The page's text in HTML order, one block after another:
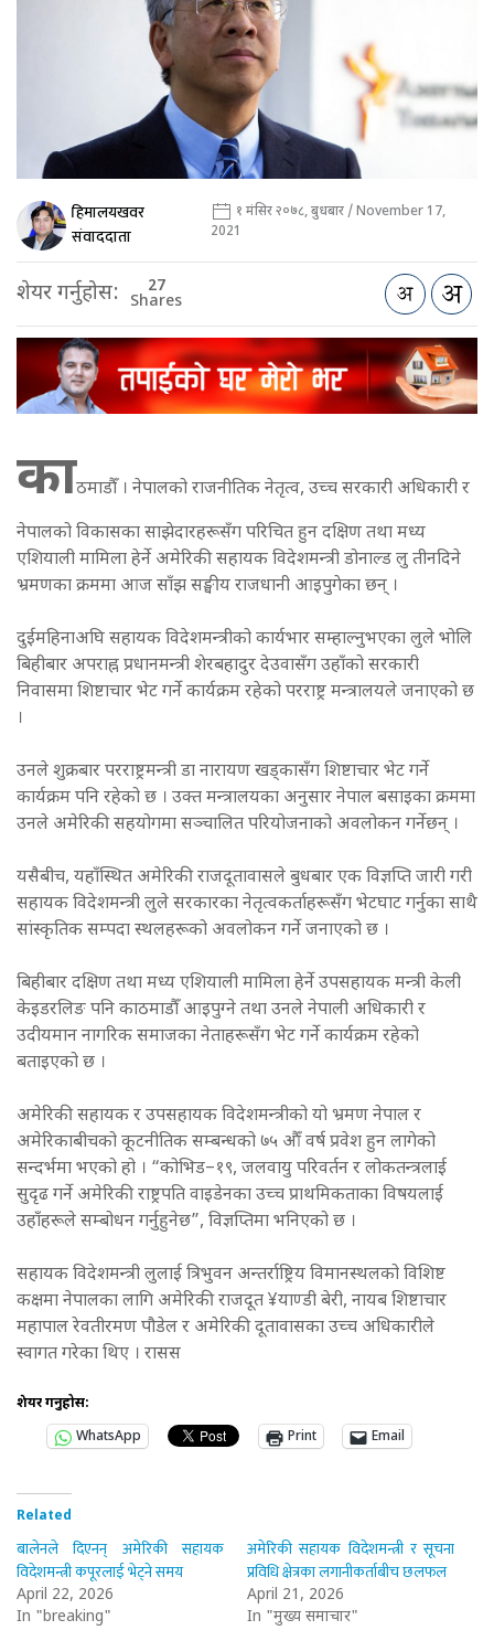
हिमालयखवर
संवाददाता
१ मंसिर २०७८, बुधबार / November 17,
2021
शेयर गर्नुहोस: 27
Shares
काठमाडौँ । नेपालको राजनीतिक नेतृत्व, उच्च सरकारी अधिकारी र
नेपालको विकासका साझेदारहरूसँग परिचित हुन दक्षिण तथा मध्य
एशियाली मामिला हेर्ने अमेरिकी सहायक विदेशमन्त्री डोनाल्ड लु तीनदिने
भ्रमणका क्रममा आज साँझ सङ्घीय राजधानी आइपुगेका छन् ।
दुईमहिनाअघि सहायक विदेशमन्त्रीको कार्यभार सम्हाल्नुभएका लुले भोलि
बिहीबार अपराह्न प्रधानमन्त्री शेरबहादुर देउवासँग उहाँको सरकारी
निवासमा शिष्टाचार भेट गर्ने कार्यक्रम रहेको परराष्ट्र मन्त्रालयले जनाएको छ
।
उनले शुक्रबार परराष्ट्रमन्त्री डा नारायण खड्कासँग शिष्टाचार भेट गर्ने
कार्यक्रम पनि रहेको छ । उक्त मन्त्रालयका अनुसार नेपाल बसाइका क्रममा
उनले अमेरिकी सहयोगमा सञ्चालित परियोजनाको अवलोकन गर्नेछन् ।
यसैबीच, यहाँस्थित अमेरिकी राजदूतावासले बुधबार एक विज्ञप्ति जारी गरी
सहायक विदेशमन्त्री लुले सरकारका नेतृत्वकर्ताहरूसँग भेटघाट गर्नुका साथै
सांस्कृतिक सम्पदा स्थलहरूको अवलोकन गर्ने जनाएको छ ।
बिहीबार दक्षिण तथा मध्य एशियाली मामिला हेर्ने उपसहायक मन्त्री केली
केइडरलिङ पनि काठमाडौँ आइपुग्ने तथा उनले नेपाली अधिकारी र
उदीयमान नागरिक समाजका नेताहरूसँग भेट गर्ने कार्यक्रम रहेको
बताइएको छ ।
अमेरिकी सहायक र उपसहायक विदेशमन्त्रीको यो भ्रमण नेपाल र
अमेरिकाबीचको कूटनीतिक सम्बन्धको ७५ औँ वर्ष प्रवेश हुन लागेको
सन्दर्भमा भएको हो । “कोभिड–१९, जलवायु परिवर्तन र लोकतन्त्रलाई
सुदृढ गर्ने अमेरिकी राष्ट्रपति वाइडेनका उच्च प्राथमिकताका विषयलाई
उहाँहरूले सम्बोधन गर्नुहुनेछ”, विज्ञप्तिमा भनिएको छ ।
सहायक विदेशमन्त्री लुलाई त्रिभुवन अन्तर्राष्ट्रिय विमानस्थलको विशिष्ट
कक्षमा नेपालका लागि अमेरिकी राजदूत ¥याण्डी बेरी, नायब शिष्टाचार
महापाल रेवतीरमण पौडेल र अमेरिकी दूतावासका उच्च अधिकारीले
स्वागत गरेका थिए । रासस
शेयर गर्नुहोस:
WhatsApp
Print Email
Related
बालेनले दिएनन् अमेरिकी सहायक
विदेशमन्त्री कपूरलाई भेट्ने समय
April 22, 2026
In "breaking"
अमेरिकी सहायक विदेशमन्त्री र सूचना
प्रविधि क्षेत्रका लगानीकर्ताबीच छलफल
April 21, 2026
In "मुख्य समाचार"